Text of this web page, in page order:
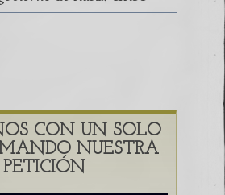
CON UN SOLO
NUESTRA
PETICIÓN